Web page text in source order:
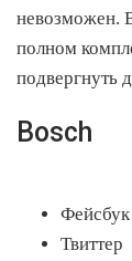
невозможен.
полном
подвергнуть
Bosch
Фейсбук
Твиттер